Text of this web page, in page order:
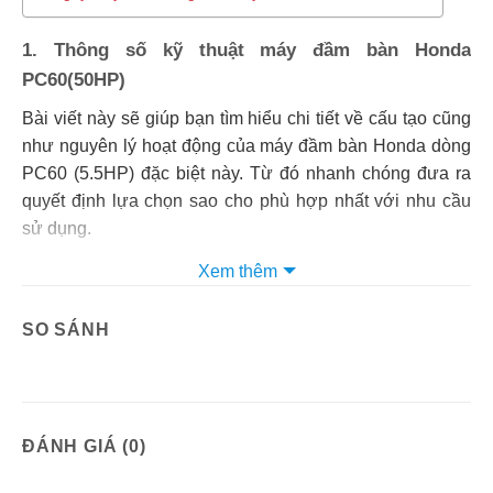
1. Thông số kỹ thuật máy đầm bàn Honda
PC60(50HP)
Bài viết này sẽ giúp bạn tìm hiểu chi tiết về cấu tạo cũng
như nguyên lý hoạt động của máy đầm bàn Honda dòng
PC60 (5.5HP) đặc biệt này. Từ đó nhanh chóng đưa ra
quyết định lựa chọn sao cho phù hợp nhất với nhu cầu
sử dụng.
THÔNG SỐ KỸ THUẬT
Model
Hãng sản xuất
Động cơ xăng
Tốc độ
Xem thêm
SO SÁNH
ĐÁNH GIÁ (0)